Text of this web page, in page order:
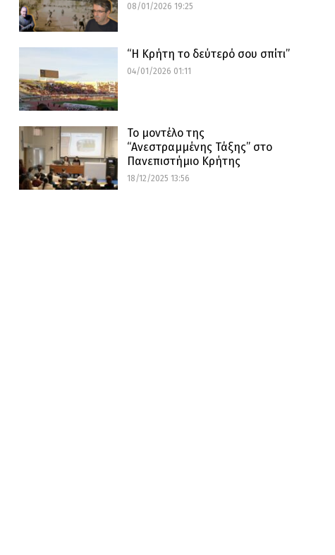
08/01/2026 19:25
“Η Κρήτη το δεύτερό σου σπίτι”
04/01/2026 01:11
Το μοντέλο της
“Ανεστραμμένης Τάξης” στο
Πανεπιστήμιο Κρήτης
18/12/2025 13:56